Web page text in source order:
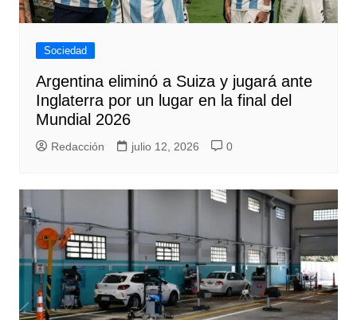
Sociedad
Argentina eliminó a Suiza y jugará ante
Inglaterra por un lugar en la final del
Mundial 2026
Redacción julio 12, 2026 0